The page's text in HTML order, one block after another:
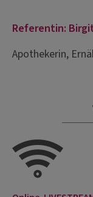
Referentin:
Apothekerin,